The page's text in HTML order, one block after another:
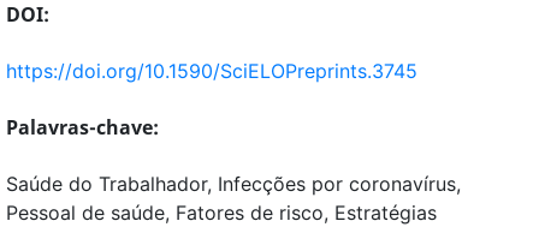
DOI:
https://doi.org/10.1590/SciELOPreprints.3745
Palavras-chave:
Saúde do Trabalhador, Infecções por coronavírus,
Pessoal de saúde, Fatores de risco, Estratégias